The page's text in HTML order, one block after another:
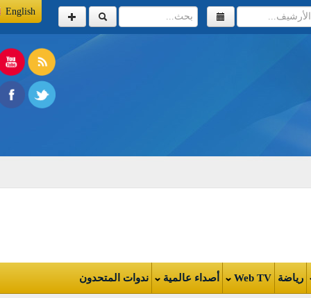
English
Web TV أصداء عالمية ندوات المتحدون